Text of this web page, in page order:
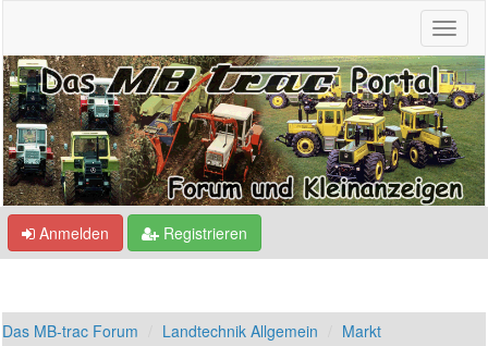
Anmelden Registrieren
Das MB-trac Forum Landtechnik Allgemein Markt